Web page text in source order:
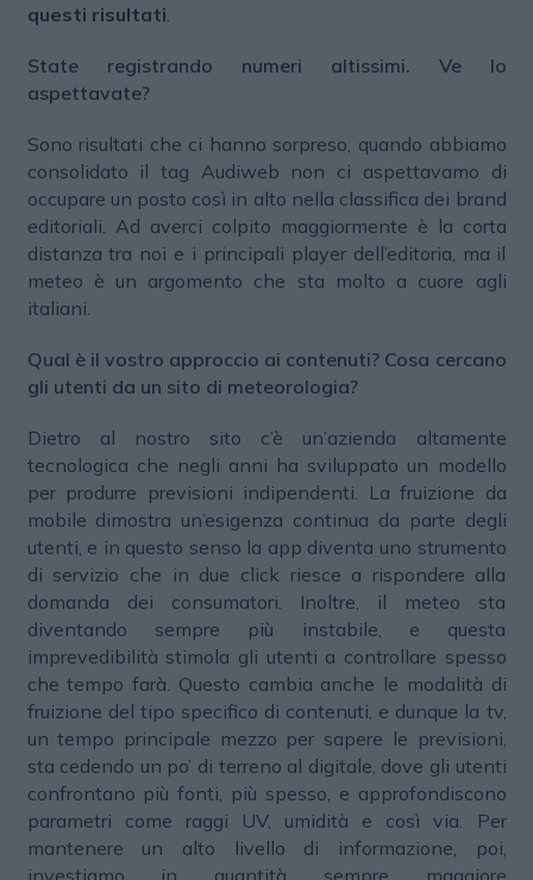
questi risultati
State registrando numeri altissimi. Ve lo
aspettavate?
Sono risultati che ci hanno sorpreso, quando abbiamo
consolidato il tag Audiweb non ci aspettavamo di
occupare un posto così in alto nella classifica dei brand
editoriali. Ad averci colpito maggiormente è la corta
distanza tra noi e i principali player dell’editoria, ma il
meteo è un argomento che sta molto a cuore agli
italiani.
Qual è il vostro approccio ai contenuti? Cosa cercano
gli utenti da un sito di meteorologia?
Dietro al nostro sito c’è un’azienda altamente
tecnologica che negli anni ha sviluppato un modello
per produrre previsioni indipendenti. La fruizione da
mobile dimostra un’esigenza continua da parte degli
utenti, e in questo senso la app diventa uno strumento
di servizio che in due click riesce a rispondere alla
domanda dei consumatori. Inoltre, il meteo sta
diventando sempre più instabile, e questa
imprevedibilità stimola gli utenti a controllare spesso
che tempo farà. Questo cambia anche le modalità di
fruizione del tipo specifico di contenuti, e dunque la tv,
un tempo principale mezzo per sapere le previsioni,
sta cedendo un po’ di terreno al digitale, dove gli utenti
confrontano più fonti, più spesso, e approfondiscono
parametri come raggi UV, umidità e così via. Per
mantenere un alto livello di informazione, poi,
investiamo in quantità sempre maggiore